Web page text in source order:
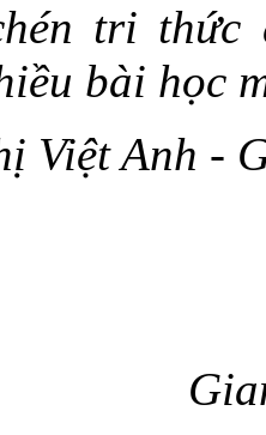
tri thức
bài học
Anh -